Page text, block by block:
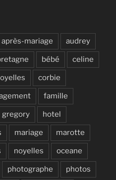
après-mariage audrey
bébé celine
corbie
famille
gregory hotel
mariage marotte
noyelles oceane
photographe photos